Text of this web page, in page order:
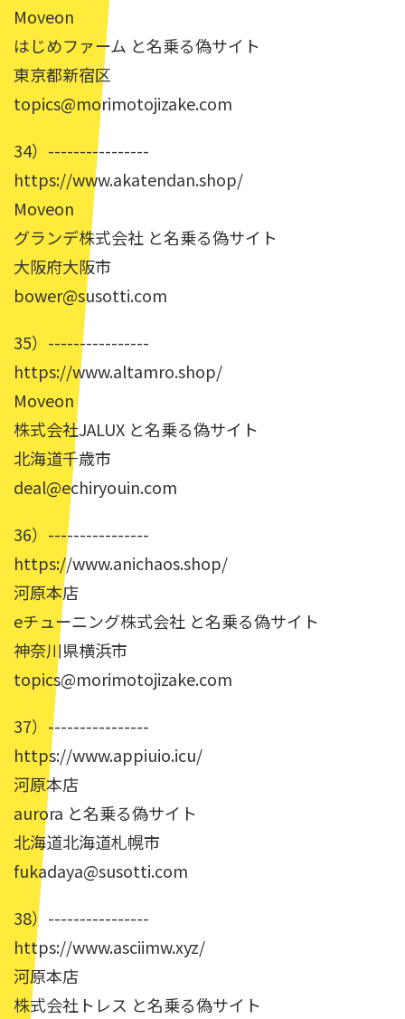
Moveon
はじめファーム と名乗る偽サイト
東京都新宿区
topics@morimotojizake.com
34）----------------
https://www.akatendan.shop/
Moveon
グランデ株式会社 と名乗る偽サイト
大阪府大阪市
bower@susotti.com
35）----------------
https://www.altamro.shop/
Moveon
株式会社JALUX と名乗る偽サイト
北海道千歳市
deal@echiryouin.com
36）----------------
https://www.anichaos.shop/
河原本店
eチューニング株式会社 と名乗る偽サイト
神奈川県横浜市
topics@morimotojizake.com
37）----------------
https://www.appiuio.icu/
河原本店
aurora と名乗る偽サイト
北海道北海道札幌市
fukadaya@susotti.com
38）----------------
https://www.asciimw.xyz/
河原本店
株式会社トレス と名乗る偽サイト